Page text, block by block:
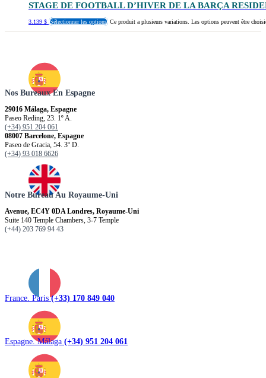
STAGE DE FOOTBALL D’HIVER DE LA BARÇA
3.139 $ Sélectionner les options Ce produit a plusieurs variations. Les options peuvent être
Nos Bureaux En Espagne
29016 Málaga, Espagne
Paseo Reding, 23. 1º A.
(+34) 951 204 061
08007 Barcelone, Espagne
Paseo de Gracia, 54. 3º D.
(+34) 93 018 6626
Notre Bureau Au Royaume-Uni
Avenue, EC4Y 0DA Londres, Royaume-Uni
Suite 140 Temple Chambers, 3-7 Temple
(+44) 203 769 94 43
France. Paris(+33) 170 849 040
Espagne. Málaga (+34) 951 204 061